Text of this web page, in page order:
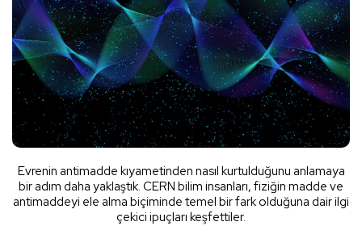
Evrenin antimadde kıyametinden nasıl kurtulduğunu anlamaya
bir adım daha yaklaştık. CERN bilim insanları, fiziğin madde ve
antimaddeyi ele alma biçiminde temel bir fark olduğuna dair ilgi
çekici ipuçları keşfettiler.